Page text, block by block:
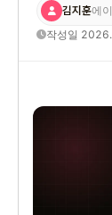
김지훈에
작성일